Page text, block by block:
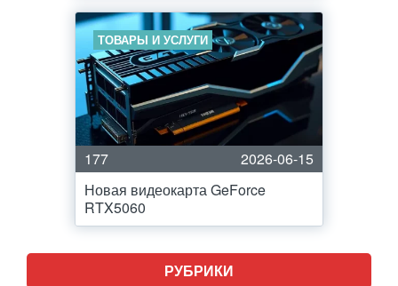
ТОВАРЫ И УСЛУГИ
177
2026-06-15
Новая видеокарта GeForce
RTX5060
РУБРИКИ